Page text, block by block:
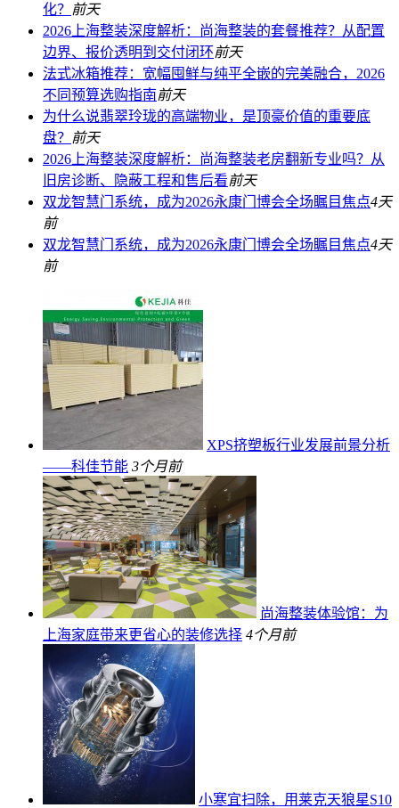
化？ 前天
2026上海整装深度解析：尚海整装的套餐推荐？从配置
边界、报价透明到交付闭环前天
法式冰箱推荐：宽幅囤鲜与纯平全嵌的完美融合，2026
不同预算选购指南前天
为什么说翡翠玲珑的高端物业，是顶豪价值的重要底
盘？ 前天
2026上海整装深度解析：尚海整装老房翻新专业吗？从
旧房诊断、隐蔽工程和售后看前天
双龙智慧门系统，成为2026永康门博会全场瞩目焦点4天
前
双龙智慧门系统，成为2026永康门博会全场瞩目焦点4天
前
XPS挤塑板行业发展前景分析
——科佳节能 3个月前
尚海整装体验馆：为
上海家庭带来更省心的装修选择 4个月前
小寒宜扫除，用莱克天狼星S10